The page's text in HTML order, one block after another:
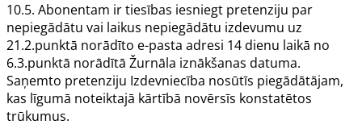
10.5. Abonentam ir tiesības iesniegt pretenziju par
nepiegādātu vai laikus nepiegādātu izdevumu uz
21.2.punktā norādīto e-pasta adresi 14 dienu laikā no
6.3.punktā norādītā Žurnāla iznākšanas datuma.
Saņemto pretenziju Izdevniecība nosūtīs piegādātājam,
kas līgumā noteiktajā kārtībā novērsīs konstatētos
trūkumus.